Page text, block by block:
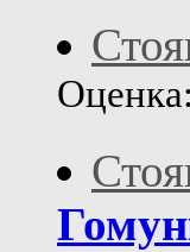
Оценка: